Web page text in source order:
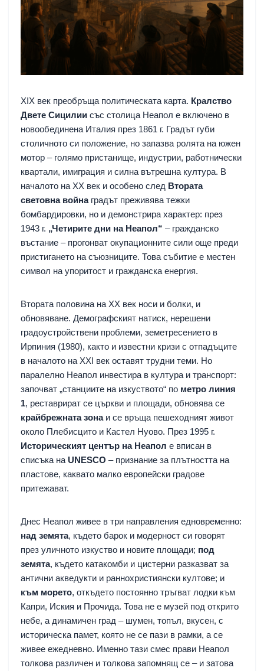
XIX век преобръща политическата карта. Кралство
Двете Сицилии със столица Неапол е включено в
новообединена Италия през 1861 г. Градът губи
столичното си положение, но запазва ролята на южен
мотор – голямо пристанище, индустрии, работнически
квартали, имиграция и силна вътрешна култура. В
началото на XX век и особено след Втората
световна войнаградът преживява тежки
бомбардировки, но и демонстрира характер: през
1943 г. „Четирите дни на Неапол“ – гражданско
въстание – прогонват окупационните сили още преди
пристигането на съюзниците. Това събитие е местен
символ на упоритост и гражданска енергия.
Втората половина на XX век носи и болки, и
обновяване. Демографският натиск, нерешени
градоустройствени проблеми, земетресението в
Ирпиния (1980), както и известни кризи с отпадъците
в началото на XXI век оставят трудни теми. Но
паралелно Неапол инвестира в култура и транспорт:
започват „станциите на изкуството“ по метро линия
1, реставрират се църкви и площади, обновява се
крайбрежната зонаи се връща пешеходният живот
около Плебисцито и Кастел Нуово. През 1995 г.
Историческият център на Неапол е вписан в
списъка на UNESCO – признание за плътността на
пластове, каквато малко европейски градове
притежават.
Днес Неапол живее в три направления едновременно:
над земята, където барок и модерност си говорят
през уличното изкуство и новите площади; под
земята, където катакомби и цистерни разказват за
антични акведукти и раннохристиянски култове; и
към морето, откъдето постоянно тръгват лодки към
Капри, Иския и Прочида. Това не е музей под открито
небе, а динамичен град – шумен, топъл, вкусен, с
историческа памет, която не се пази в рамки, а се
живее ежедневно. Именно тази смес прави Неапол
толкова различен и толкова запомнящ се – и затова